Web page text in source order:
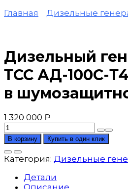
Главная
Дизельные
Дизельный
ТСС АД-100С-
в
1 320 000 ₽
Количество
товара
Дизельный
генератор
АД-100С-
Т400-
В корзину Купить в один клик
Категория: Дизельные
Детали